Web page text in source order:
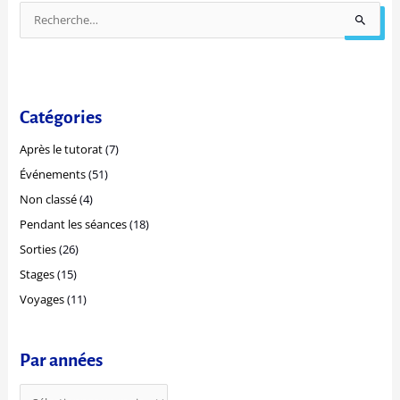
e
c
h
e
r
:
Catégories
Après le tutorat(7)
Événements(51)
Non classé(4)
Pendant les séances(18)
Sorties(26)
Stages(15)
Voyages(11)
Par années
a
é